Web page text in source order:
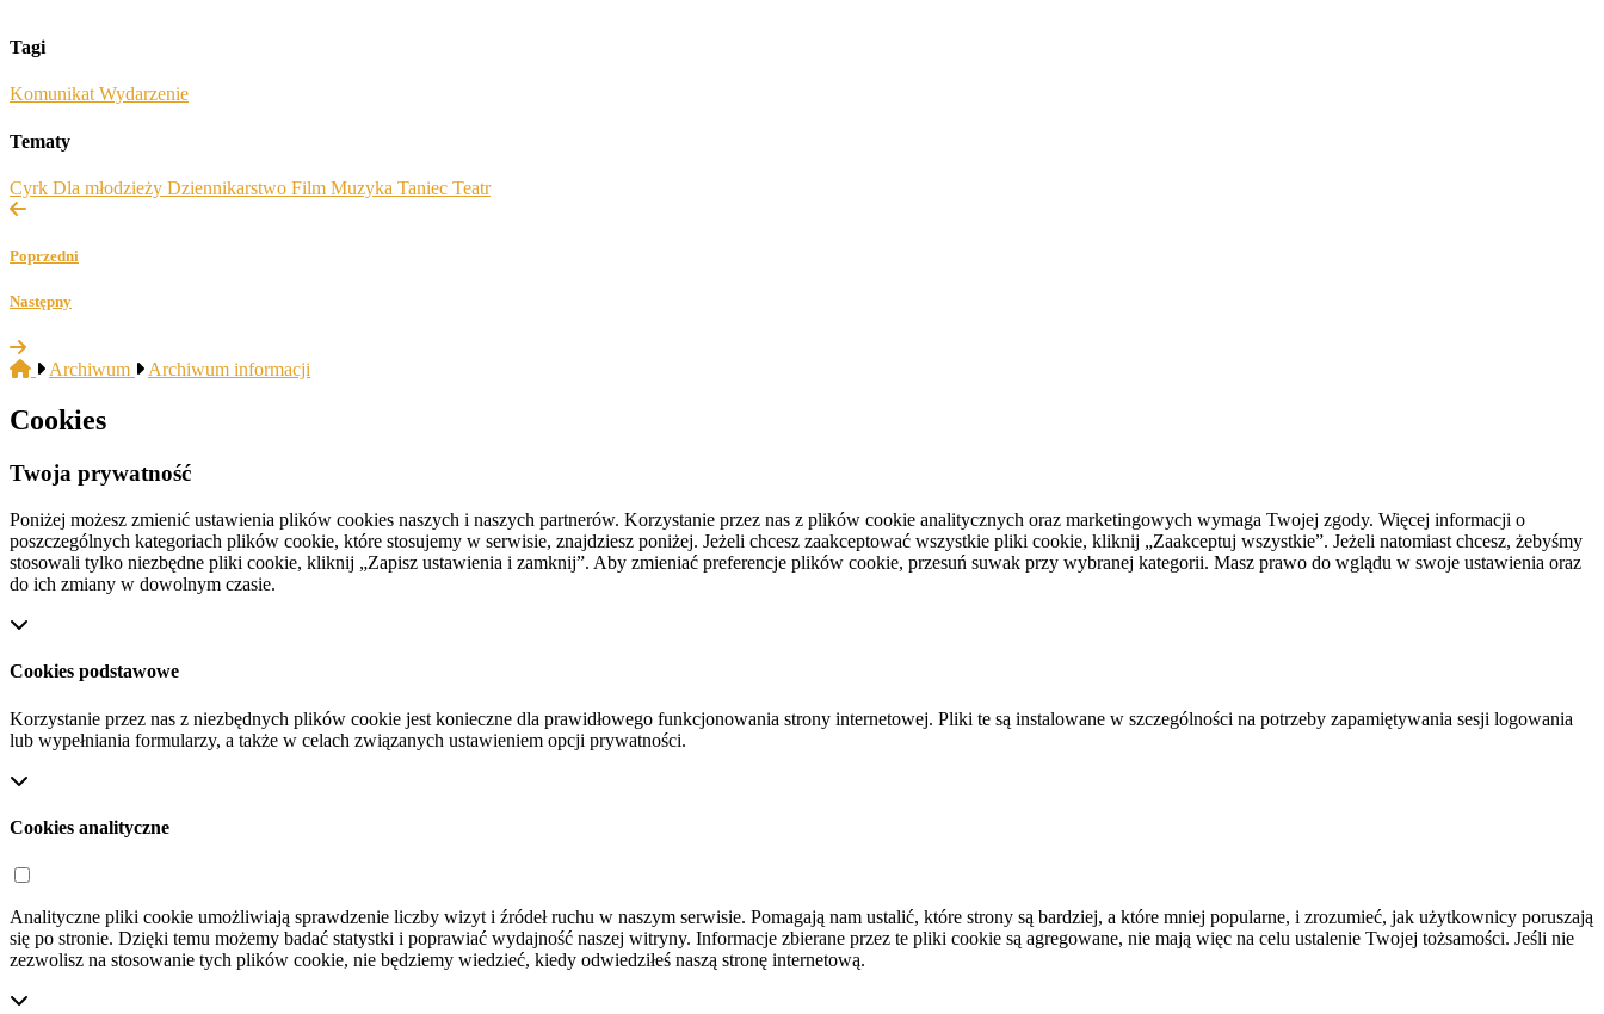
Tagi
KomunikatWydarzenie
Tematy
Cyrk Dla młodzieży Dziennikarstwo Film Muzyka Taniec Teatr
Poprzedni
Następny
Archiwum Archiwum informacji
Cookies
Twoja prywatność
Poniżej możesz zmienić ustawienia plików cookies naszych i naszych partnerów. Korzystanie przez nas z plików cookie analitycznych oraz marketingowych wymaga Twojej zgody. Więcej informacji o
poszczególnych kategoriach plików cookie, które stosujemy w serwisie, znajdziesz poniżej. Jeżeli chcesz zaakceptować wszystkie pliki cookie, kliknij „Zaakceptuj wszystkie”. Jeżeli natomiast chcesz, żebyśmy
stosowali tylko niezbędne pliki cookie, kliknij „Zapisz ustawienia i zamknij”. Aby zmieniać preferencje plików cookie, przesuń suwak przy wybranej kategorii. Masz prawo do wglądu w swoje ustawienia oraz
do ich zmiany w dowolnym czasie.
Cookies podstawowe
Korzystanie przez nas z niezbędnych plików cookie jest konieczne dla prawidłowego funkcjonowania strony internetowej. Pliki te są instalowane w szczególności na potrzeby zapamiętywania sesji logowania
lub wypełniania formularzy, a także w celach związanych ustawieniem opcji prywatności.
Cookies analityczne
Analityczne pliki cookie umożliwiają sprawdzenie liczby wizyt i źródeł ruchu w naszym serwisie. Pomagają nam ustalić, które strony są bardziej, a które mniej popularne, i zrozumieć, jak użytkownicy poruszają
się po stronie. Dzięki temu możemy badać statystki i poprawiać wydajność naszej witryny. Informacje zbierane przez te pliki cookie są agregowane, nie mają więc na celu ustalenie Twojej tożsamości. Jeśli nie
zezwolisz na stosowanie tych plików cookie, nie będziemy wiedzieć, kiedy odwiedziłeś naszą stronę internetową.